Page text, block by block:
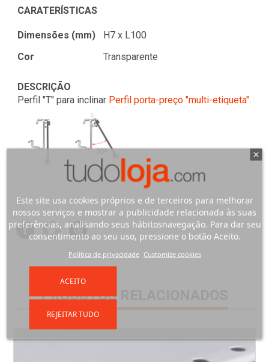
CARATERÍSTICAS
Dimensões (mm)
H7 x L100
Cor
Transparente
DESCRIÇÃO
Perfil "T" para inclinar Perfil porta-preço "multi-etiqueta".
PRODUTOS RELACIONADOS
Este site usa cookies próprios e de terceiros para melhorar
nossos serviços e mostrar a publicidade relacionada às suas
preferências, analisando seus hábitosnavegação. Para dar seu
consentimento ao seu uso, pressione o botão Aceito.
Política de privacidade Customize cookies
REJEITAR TUDO
ACEITO